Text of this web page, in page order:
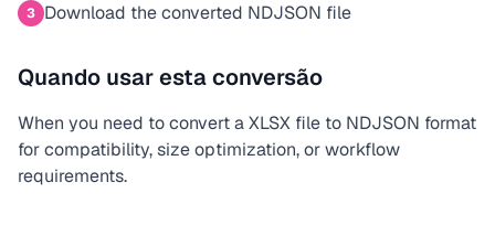
3 Download the converted NDJSON file
Quando usar esta conversão
When you need to convert a XLSX file to NDJSON format
for compatibility, size optimization, or workflow
requirements.